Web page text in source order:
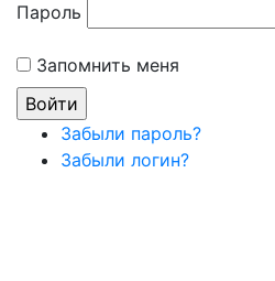
Пароль
Запомнить меня
Забыли пароль?
Забыли логин?